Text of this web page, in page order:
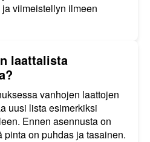
viimeistellyn ilmeen
laattalista
vanhojen laattojen
uusi lista esimerkiksi
Ennen asennusta on
pinta on puhdas ja tasainen.